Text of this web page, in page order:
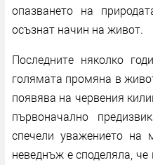
опазването на
осъзнат начин на живот.
Последните няколко
голямата промяна в
появява на червения
първоначално
спечели уважението на
неведнъж е споделяла,